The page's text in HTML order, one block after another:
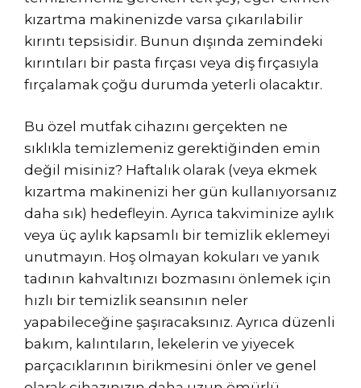
kızartma makinenizde varsa çıkarılabilir
kırıntı tepsisidir. Bunun dışında zemindeki
kırıntıları bir pasta fırçası veya diş fırçasıyla
fırçalamak çoğu durumda yeterli olacaktır.
Bu özel mutfak cihazını gerçekten ne
sıklıkla temizlemeniz gerektiğinden emin
değil misiniz? Haftalık olarak (veya ekmek
kızartma makinenizi her gün kullanıyorsanız
daha sık) hedefleyin. Ayrıca takviminize aylık
veya üç aylık kapsamlı bir temizlik eklemeyi
unutmayın. Hoş olmayan kokuları ve yanık
tadının kahvaltınızı bozmasını önlemek için
hızlı bir temizlik seansının neler
yapabileceğine şaşıracaksınız. Ayrıca düzenli
bakım, kalıntıların, lekelerin ve yiyecek
parçacıklarının birikmesini önler ve genel